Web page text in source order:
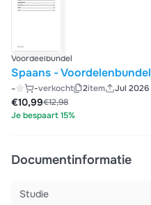
Voordeelbundel
Spaans - Voordelenbundel
- -verkocht 2item
Jul 2026
€12,98
€10,99
Je bespaart 15%
Documentinformatie
Studie